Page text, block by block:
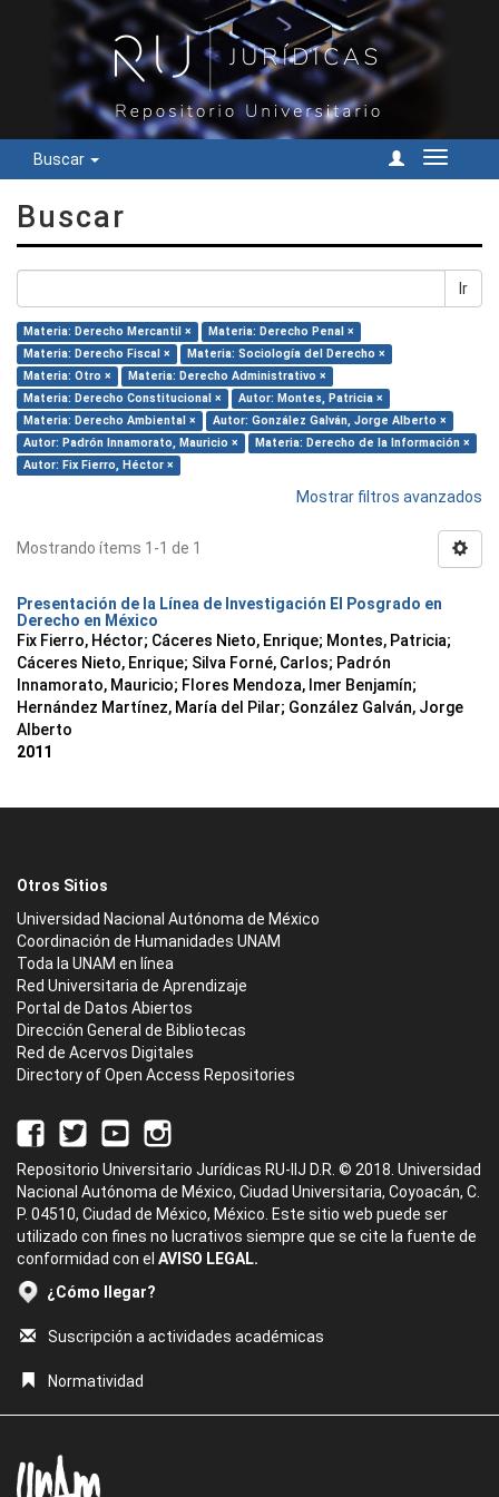
Buscar
Cambiar
Buscar
Ir
Materia: Derecho Mercantil ×
Materia: Derecho Penal ×
Materia: Derecho Fiscal ×
Materia: Sociología del Derecho ×
Materia: Otro ×
Materia: Derecho Administrativo ×
Materia: Derecho Constitucional ×
Autor: Montes, Patricia ×
Materia: Derecho Ambiental ×
Autor: González Galván, Jorge Alberto ×
Autor: Padrón Innamorato, Mauricio ×
Materia: Derecho de la Información ×
Autor: Fix Fierro, Héctor ×
Mostrar filtros avanzados
Mostrando ítems 1-1 de 1
Presentación de la Línea de Investigación El Posgrado en
Derecho en México
Fix Fierro, Héctor; Cáceres Nieto, Enrique; Montes, Patricia;
Cáceres Nieto, Enrique; Silva Forné, Carlos; Padrón
Innamorato, Mauricio; Flores Mendoza, Imer Benjamín;
Hernández Martínez, María del Pilar; González Galván, Jorge
Alberto
2011
Otros Sitios
Universidad Nacional Autónoma de México
Coordinación de Humanidades UNAM
Toda la UNAM en línea
Red Universitaria de Aprendizaje
Portal de Datos Abiertos
Dirección General de Bibliotecas
Red de Acervos Digitales
Directory of Open Access Repositories
Repositorio Universitario Jurídicas RU-IIJ D.R. © 2018. Universidad
Nacional Autónoma de México, Ciudad Universitaria, Coyoacán, C.
P. 04510, Ciudad de México, México. Este sitio web puede ser
utilizado con fines no lucrativos siempre que se cite la fuente de
conformidad con el AVISO LEGAL.
¿Cómo llegar?
Suscripción a actividades académicas
Normatividad